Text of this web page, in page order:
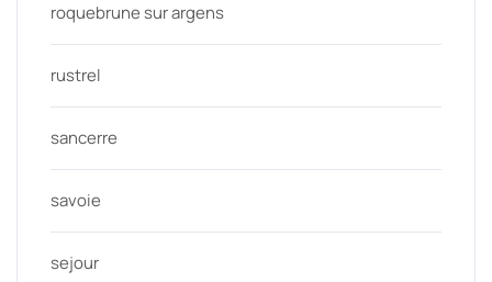
roquebrune sur argens
rustrel
sancerre
savoie
sejour